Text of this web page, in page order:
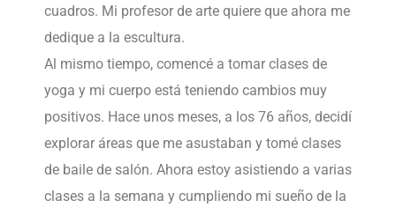
cuadros. Mi profesor de arte quiere que ahora me
dedique a la escultura.
Al mismo tiempo, comencé a tomar clases de
yoga y mi cuerpo está teniendo cambios muy
positivos. Hace unos meses, a los 76 años, decidí
explorar áreas que me asustaban y tomé clases
de baile de salón. Ahora estoy asistiendo a varias
clases a la semana y cumpliendo mi sueño de la